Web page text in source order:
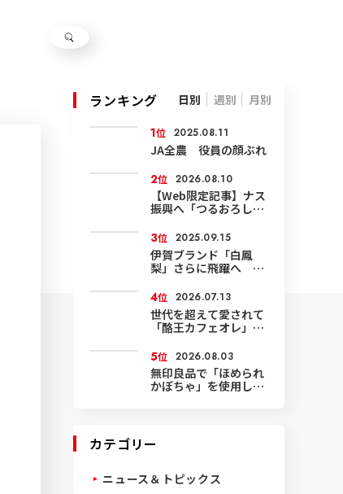
ランキング 日別 週別 月別
1位 2025.08.11
JA全農 役員の顔ぶれ
2位 2026.08.10
【Web限定記事】ナス
振興へ「つるおろし」
3位 2025.09.15
伊賀ブランド「白鳳
梨」さらに飛躍へ 環
積も輸出も拡大
4位 2026.07.13
世代を超えて愛されて
「酪王カフェオレ」50
5位 2026.08.03
無印良品で「ほめられ
かぼちゃ」を使用した
カテゴリー
ニュース＆トピックス